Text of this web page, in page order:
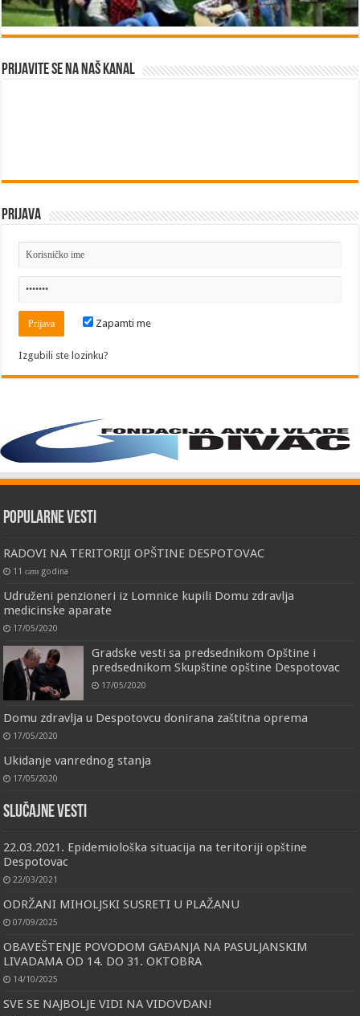
Prijavite se na naš kanal
Prijava
Zapamti me
Izgubili ste lozinku?
Popularne vesti
RADOVI NA TERITORIJI OPŠTINE DESPOTOVAC
11 сати godina
Udruženi penzioneri iz Lomnice kupili Domu zdravlja
medicinske aparate
17/05/2020
Gradske vesti sa predsednikom Opštine i
predsednikom Skupštine opštine Despotovac
17/05/2020
Domu zdravlja u Despotovcu donirana zaštitna oprema
17/05/2020
Ukidanje vanrednog stanja
17/05/2020
Slučajne vesti
22.03.2021. Epidemiološka situacija na teritoriji opštine
Despotovac
22/03/2021
ODRŽANI MIHOLJSKI SUSRETI U PLAŽANU
07/09/2025
OBAVEŠTENJE POVODOM GAĐANJA NA PASULJANSKIM
LIVADAMA OD 14. DO 31. OKTOBRA
14/10/2025
SVE SE NAJBOLJE VIDI NA VIDOVDAN!